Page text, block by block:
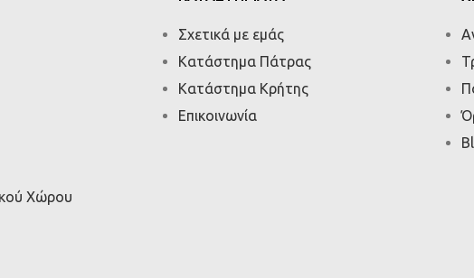
Χώρου
Σχετικά με εμάς
Κατάστημα Πάτρας
Κατάστημα Κρήτης
Επικοινωνία